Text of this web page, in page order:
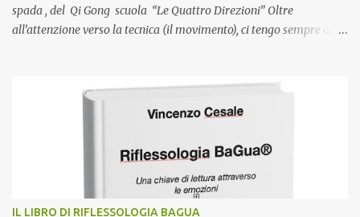
spada , del Qi Gong scuola “Le Quattro Direzioni” Oltre
all’attenzione verso la tecnica (il movimento), ci tengo sempre ad
delle discipline giapponesi. Completare la pratica con una più
approfondita conoscenza generale facilita il superamento delle
personale del praticante. #qigongesalute #maestriqigong
#personaltrainerolistico #riflessologiabenessere
#determinazioneartigiapponesi www.duecieli.it ® Quando
l’inverno si trasforma in primavera setsu bun: quinto mese
IL LIBRO DI RIFLESSOLOGIA BAGUA